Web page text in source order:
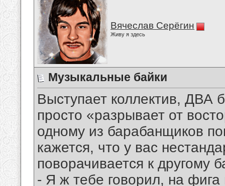
Вячеслав Серёгин
Живу я здесь
Музыкальные байки
Выступает коллектив, ДВА
просто «разрывает от
одному из барабанщиков
кажется, что у вас
поворачивается к другому
- Я ж тебе говорил, на фига